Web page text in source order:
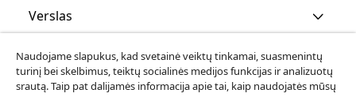
Verslas
vidaXL
Naudojame slapukus, kad svetainė veiktų tinkamai, suasmenintų
turinį bei skelbimus, teiktų socialinės medijos funkcijas ir analizuotų
srautą. Taip pat dalijamės informacija apie tai, kaip naudojatės mūsų